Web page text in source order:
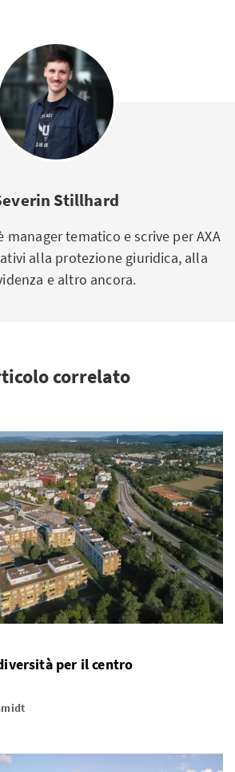
Stillhard
manager tematico e scrive per AXA
alla protezione giuridica, alla
e altro ancora.
correlato
per il centro